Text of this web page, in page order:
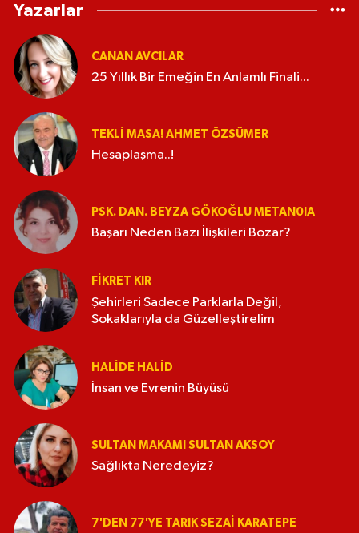
Yazarlar
CANAN AVCILAR
25 Yıllık Bir Emeğin En Anlamlı Finali...
TEKLI MASA! AHMET ÖZSÜMER
Hesaplaşma..!
PSK. DAN. BEYZA GÖKOĞLU METAN0IA
Başarı Neden Bazı İlişkileri Bozar?
FIKRET KIR
Şehirleri Sadece Parklarla Değil,
Sokaklarıyla da Güzelleştirelim
HALIDE HALID
İnsan ve Evrenin Büyüsü
SULTAN MAKAMI SULTAN AKSOY
Sağlıkta Neredeyiz?
7'DEN 77'YE TARIK SEZAI KARATEPE